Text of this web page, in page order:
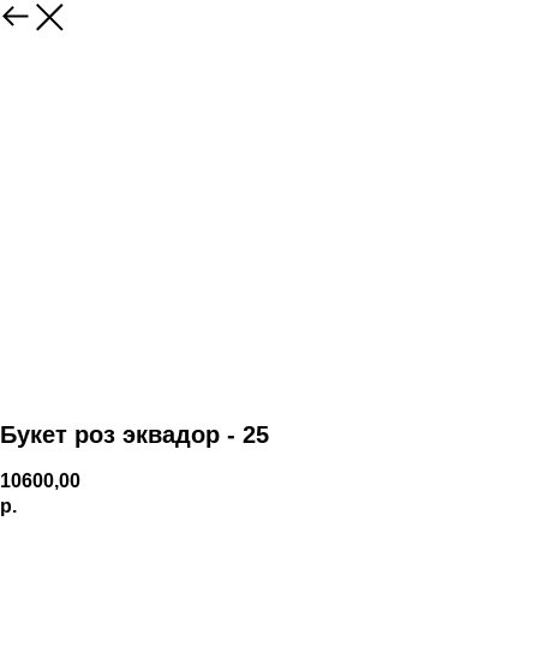
Букет роз эквадор - 25
10600,00
р.